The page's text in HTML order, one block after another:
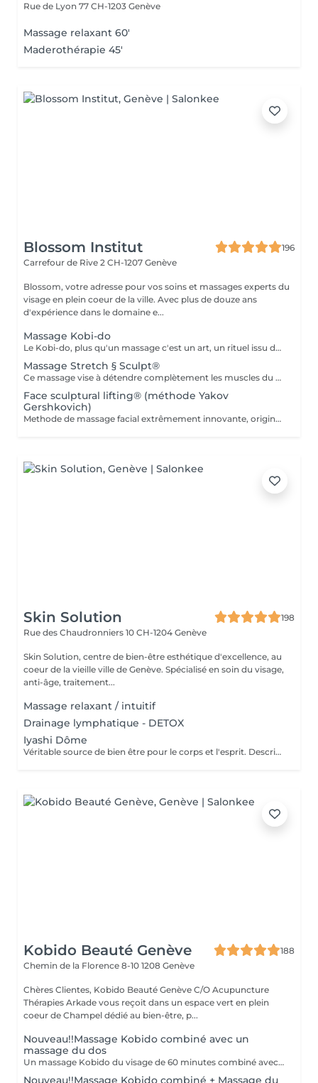
Rue de Lyon 77 CH-1203 Genève
Massage relaxant 60'
Maderothérapie 45'
Blossom Institut
196
Carrefour de Rive 2 CH-1207 Genève
Blossom, votre adresse pour vos soins et massages experts du
visage en plein coeur de la ville. Avec plus de douze ans
d'expérience dans le domaine e...
Massage Kobi-do
Le Kobi-do, plus qu'un massage c'est un art, un rituel issu des traditions ancestrales japonaises : Une technique de massage bien spécifique à base de lissages, de petits pincements, et de percussions douces, pour stimuler l'ensemble des fluides (sanguin, lymphatique et énergétiques). La pression, la flexion, l'alignement des mains entre douceur et stimulation, permet de lifter l'ovale, sculpter votre visage, et ouvrir le regard. 60min
Massage Stretch § Sculpt®
Ce massage vise à détendre complètement les muscles du décolleté, du cou, du visage, afin d'améliorer la circulation globale, apporter une détente profonde et dénouer les tensions à l'origine des ridules et rides. Par des mouvements lents et profonds, ce massage modelant, en pétrissages, et stretching du visage et du cou est primordial pour maintenir éclat et vitalité dans ce carrefour de nombreuses structures anatomiques, vasculaires, glandulaires, musculaires. Cette technique inclut le massage intra buccal, cela permet de libérer certaines émotions, qui, par les tensions et crispations créent peu à peu les rides. Le but de ce soin profond est d'agir en prévention et d'accompagner votre peau dans le temps afin de minimiser la perte d'élasticité et de fermeté. Après une séance de 60min, votre visage est détendu, lissé, éclatant, apaisé. Nous recommandons aussi ce soin en cure selon vos besoins.
Face sculptural lifting® (méthode Yakov
Gershkovich)
Methode de massage facial extrêmement innovante, originale et techniques, interne (intrabuccal) et externe, qui permet par un drainage, puis un massage musculaire profond de stimuler tous les muscles du décolleté, du cou et du visage et plus précisément ceux du contour des lèvres, et de l'ovale du visage. Dans la seconde partie du massage, munie de gants, nous réalisons un massage intrabuccal en saisissant délicatement les muscles des joues afin de dénouer toutes les tensions, de repulper lèvres, les sillons naso-génien, les rides péri-buccales et lifter le bas du visage. En effet, votre visage qui compte plus de 50 muscles dit peauciers, accumule de nombreuses tensions, à l'origine des crispations et des rides qui les surplombent. Le fait de masser, dénouer, lisser profondément entraîne une meilleure circulation, oxygénation, les muscles se défroissent et se tonifient. Votre visage rayonne et se sculpte visiblement. 60 min de fitness passif pour votre visage, en toute relaxation ! Nous vous recommandons de recevoir 7 à 10 séances d'affilée à raison de 1 séance/semaine ou chaque 10 jours, puis de poursuivre en entretien, avec un massage par mois.
Skin Solution
198
Rue des Chaudronniers 10 CH-1204 Genève
Skin Solution, centre de bien-être esthétique d'excellence, au
coeur de la vieille ville de Genève. Spécialisé en soin du visage,
anti-âge, traitement...
Massage relaxant / intuitif
Drainage lymphatique - DETOX
Iyashi Dôme
Véritable source de bien être pour le corps et l'esprit. Description détaillée sur notre site www.skinsolution.ch Abonnement de 5 séances : 360.- Abonnement de 10 séances : 640.-
Kobido Beauté Genève
188
Chemin de la Florence 8-10 1208 Genève
Chères Clientes, Kobido Beauté Genève C/O Acupuncture
Thérapies Arkade vous reçoit dans un espace vert en plein
coeur de Champel dédié au bien-être, p...
Nouveau!!Massage Kobido combiné avec un
massage du dos
Un massage Kobido du visage de 60 minutes combiné avec un massage de 30 minutes du dos des lombaires des cervicales et de la nuque. Extrêmement relaxant et complet pour une détente totale.
Nouveau!!Massage Kobido combiné + Massage du